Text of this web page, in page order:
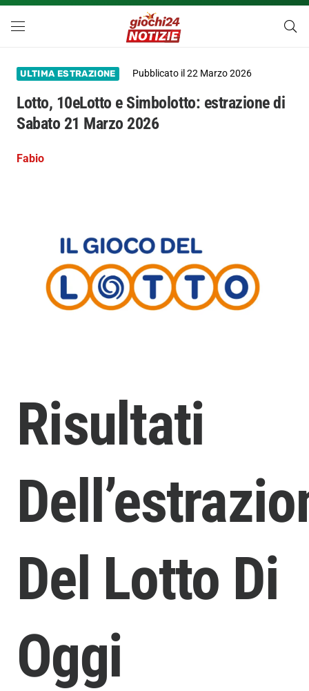
ULTIMA ESTRAZIONE Pubblicato il22 Marzo 2026
Lotto, 10eLotto e Simbolotto: estrazione di
Sabato 21 Marzo 2026
Fabio
Risultati
Del Lotto Di
Oggi